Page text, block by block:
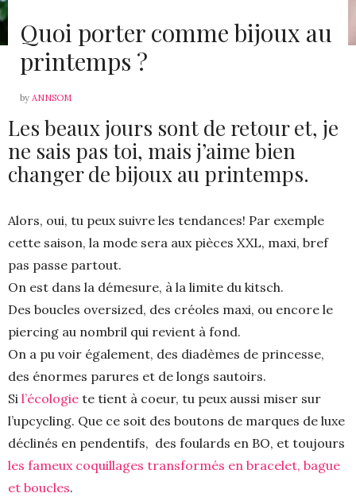
Quoi porter comme bijoux au
printemps ?
by ANNSOM
Les beaux jours sont de retour et, je
ne sais pas toi, mais j’aime bien
changer de bijoux au printemps.
Alors, oui, tu peux suivre les tendances! Par exemple
cette saison, la mode sera aux pièces XXL, maxi, bref
pas passe partout.
On est dans la démesure, à la limite du kitsch.
Des boucles oversized, des créoles maxi, ou encore le
piercing au nombril qui revient à fond.
On a pu voir également, des diadèmes de princesse,
des énormes parures et de longs sautoirs.
Si l’écologie te tient à coeur, tu peux aussi miser sur
l’upcycling. Que ce soit des boutons de marques de luxe
déclinés en pendentifs, des foulards en BO, et toujours
les fameux coquillages transformés en bracelet, bague
et boucles.